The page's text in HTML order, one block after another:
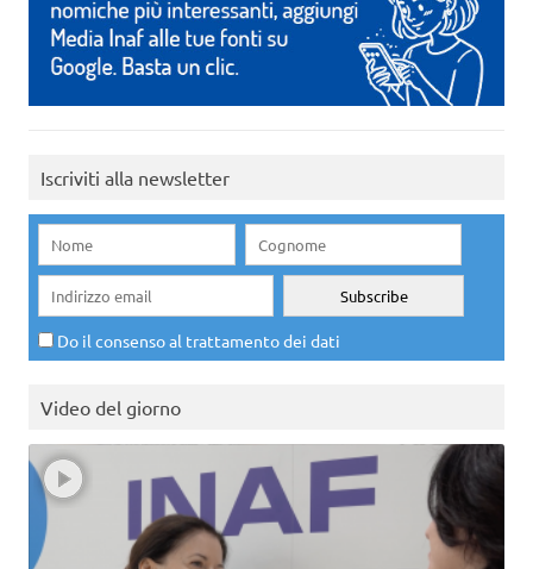
Iscriviti alla newsletter
Do il consenso al trattamento dei dati
Video del giorno